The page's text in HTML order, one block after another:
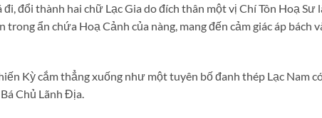
đổi thành hai chữ Lạc Gia do đích thân một vị Chí Tôn Hoạ Sư
ẩn chứa Hoạ Cảnh của nàng, mang đến cảm giác áp bách
Kỳ cắm thẳng xuống như một tuyên bố đanh thép Lạc Nam
Chủ Lãnh Địa.